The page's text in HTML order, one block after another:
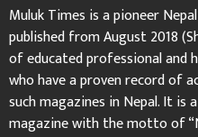
Muluk Times is a pioneer
published from August 2018
of educated professional and
who have a proven record of
such magazines in Nepal. It
magazine with the motto of